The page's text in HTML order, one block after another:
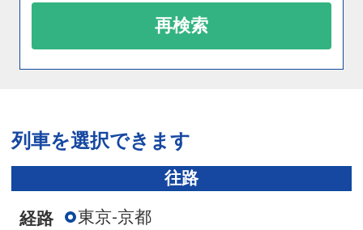
再検索
列車を選択できます
往路
経路 東京-京都